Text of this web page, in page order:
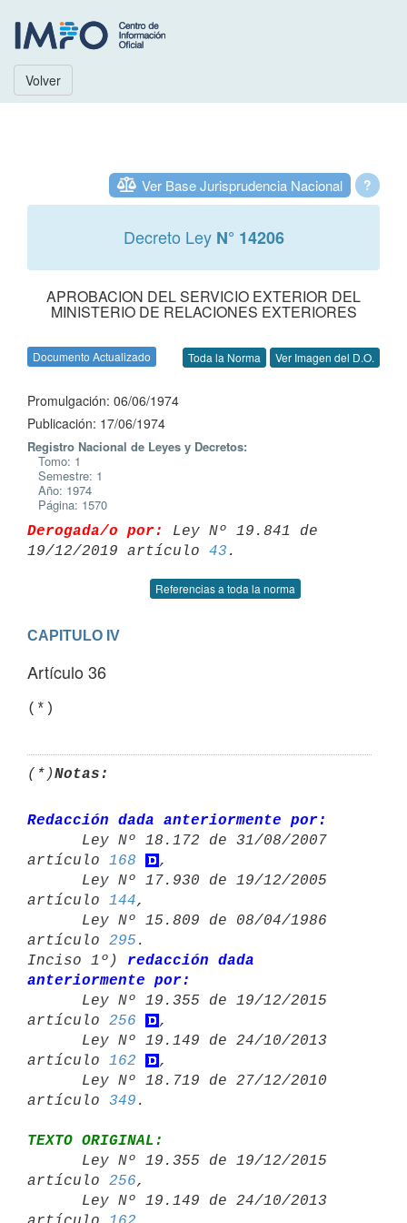
Volver
?
Ver Base Jurisprudencia Nacional
Decreto Ley N° 14206
APROBACION DEL SERVICIO EXTERIOR DEL
MINISTERIO DE RELACIONES EXTERIORES
Documento Actualizado Toda la Norma Ver Imagen del D.O.
Promulgación: 06/06/1974
Publicación: 17/06/1974
Registro Nacional de Leyes y Decretos:
Tomo: 1
Semestre: 1
Año: 1974
Página: 1570
Derogada/o por:
Ley Nº 19.841 de
19/12/2019 artículo 43
Referencias a toda la norma
CAPITULO IV
Artículo 36
(*)
(*)Notas:
Redacción dada anteriormente por:
artículo 168
,
artículo 144,
artículo 295 .
Inciso 1º) redacción dada
anteriormente por:
artículo 256
,
artículo 162
,
artículo 349
TEXTO ORIGINAL:
artículo 256,